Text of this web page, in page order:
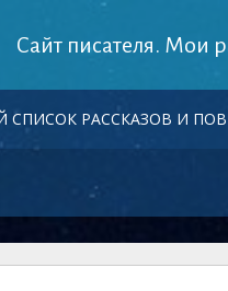
Сайт писателя. Мои
СПИСОК РАССКАЗОВ И